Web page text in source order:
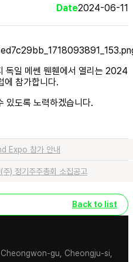
Date2024-06-11
일 메쎈 뭰휀에서 열리는 2024
에 참가합니다.
있도록 노력하겠습니다.
Expo 참가 안내
) 정기주주총회 소집공고
Back to list
gu, Cheongju-si,